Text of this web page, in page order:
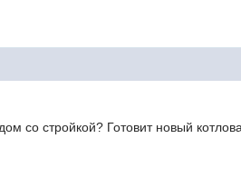
со стройкой? Готовит новый